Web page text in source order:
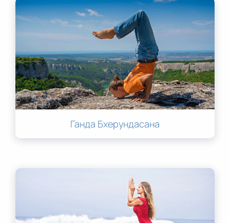
Ганда Бхерундасана